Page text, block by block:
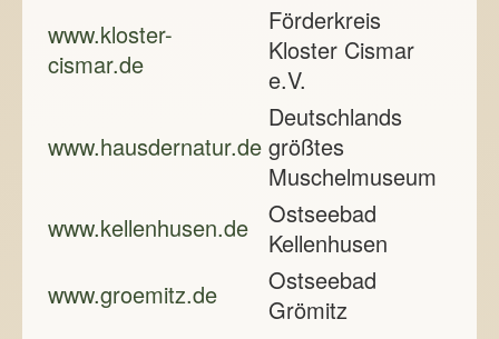
www.kloster-
cismar.de
Förderkreis
Kloster Cismar
e.V.
www.hausdernatur.de
Deutschlands
größtes
Muschelmuseum
www.kellenhusen.de
Ostseebad
Kellenhusen
www.groemitz.de
Ostseebad
Grömitz